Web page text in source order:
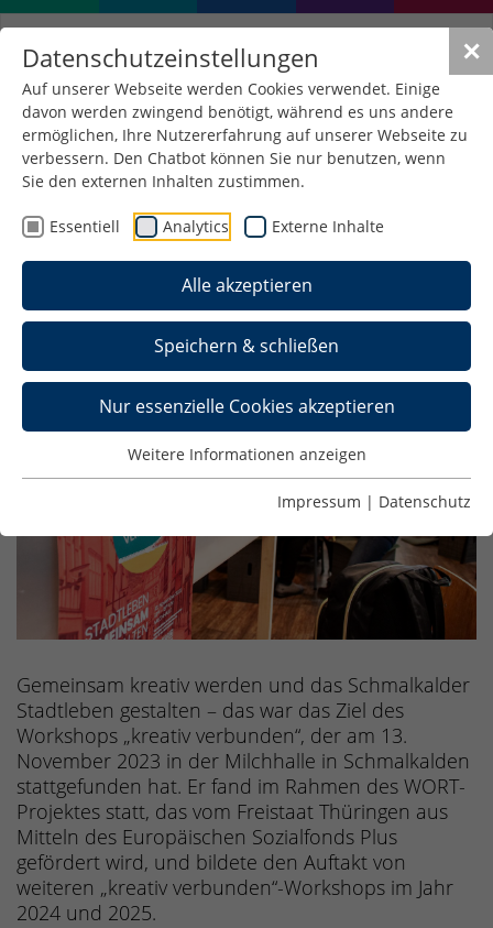
✕
Datenschutzeinstellungen
Auf unserer Webseite werden Cookies verwendet. Einige
davon werden zwingend benötigt, während es uns andere
ermöglichen, Ihre Nutzererfahrung auf unserer Webseite zu
verbessern. Den Chatbot können Sie nur benutzen, wenn
Sie den externen Inhalten zustimmen.
Essentiell Analytics Externe Inhalte
Alle akzeptieren
Speichern & schließen
Nur essenzielle Cookies akzeptieren
Weitere Informationen anzeigen
Impressum | Datenschutz
Workshop „kreativ
verbunden – Stadtleben
gemeinsam gestalten“.
15. November 2023 WORT
Gemeinsam kreativ werden und das Schmalkalder
Stadtleben gestalten – das war das Ziel des
Workshops „kreativ verbunden“, der am 13.
November 2023 in der Milchhalle in Schmalkalden
stattgefunden hat. Er fand im Rahmen des WORT-
Projektes statt, das vom Freistaat Thüringen aus
Mitteln des Europäischen Sozialfonds Plus
gefördert wird, und bildete den Auftakt von
weiteren „kreativ verbunden“-Workshops im Jahr
2024 und 2025.